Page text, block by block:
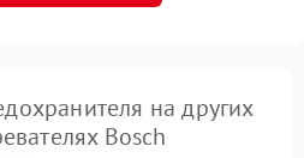
на других
Bosch